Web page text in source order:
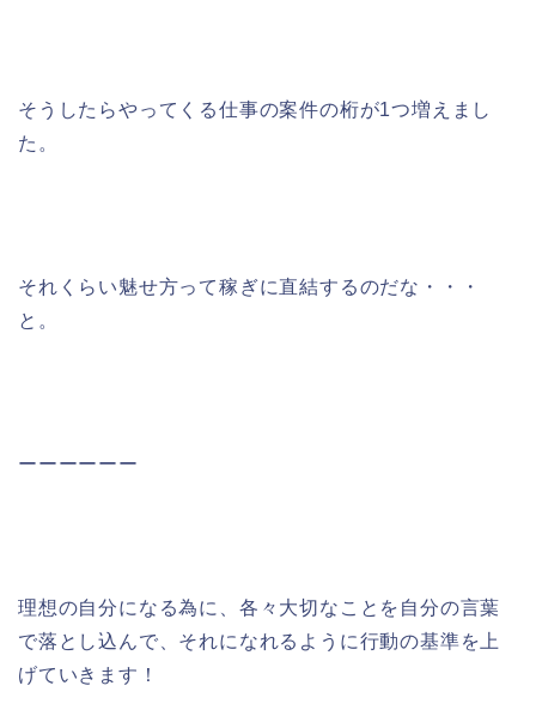
そうしたらやってくる仕事の案件の桁が1つ増えまし
た。
それくらい魅せ方って稼ぎに直結するのだな・・・
と。
ーーーーーー
理想の自分になる為に、各々大切なことを自分の言葉
で落とし込んで、それになれるように行動の基準を上
げていきます！